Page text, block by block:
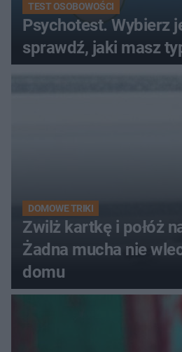
TEST OSOBOWOŚCI
Psychotest. Wybierz
sprawdź, jaki masz
DOMOWE TRIKI
Zwilż kartkę i połóż
Żadna mucha nie
domu